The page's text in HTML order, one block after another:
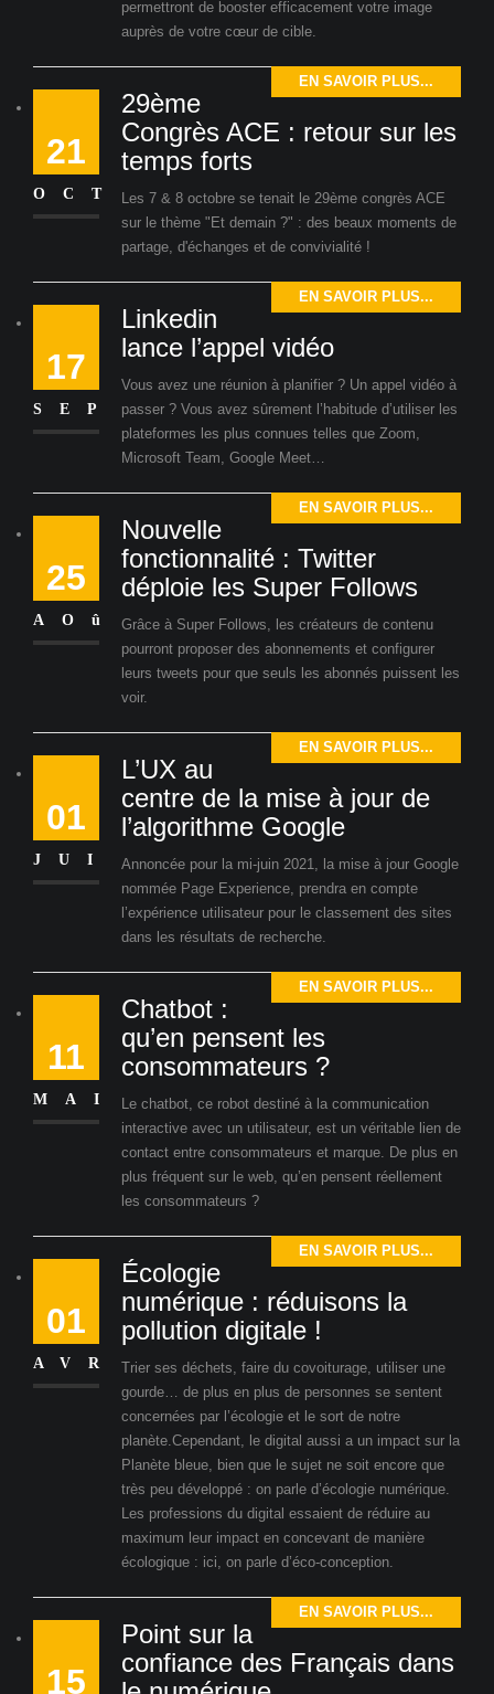
permettront de booster efficacement votre image
auprès de votre cœur de cible.
EN SAVOIR PLUS...
21
OCT
29ème
Congrès ACE : retour sur les
temps forts
Les 7 & 8 octobre se tenait le 29ème congrès ACE
sur le thème "Et demain ?" : des beaux moments de
partage, d'échanges et de convivialité !
EN SAVOIR PLUS...
17
SEP
Linkedin
lance l’appel vidéo
Vous avez une réunion à planifier ? Un appel vidéo à
passer ? Vous avez sûrement l’habitude d’utiliser les
plateformes les plus connues telles que Zoom,
Microsoft Team, Google Meet…
EN SAVOIR PLUS...
25
AOû
Nouvelle
fonctionnalité : Twitter
déploie les Super Follows
Grâce à Super Follows, les créateurs de contenu
pourront proposer des abonnements et configurer
leurs tweets pour que seuls les abonnés puissent les
voir.
EN SAVOIR PLUS...
01
JUI
L’UX au
centre de la mise à jour de
l’algorithme Google
Annoncée pour la mi-juin 2021, la mise à jour Google
nommée Page Experience, prendra en compte
l’expérience utilisateur pour le classement des sites
dans les résultats de recherche.
EN SAVOIR PLUS...
11
MAI
Chatbot :
qu’en pensent les
consommateurs ?
Le chatbot, ce robot destiné à la communication
interactive avec un utilisateur, est un véritable lien de
contact entre consommateurs et marque. De plus en
plus fréquent sur le web, qu’en pensent réellement
les consommateurs ?
EN SAVOIR PLUS...
01
AVR
Écologie
numérique : réduisons la
pollution digitale !
Trier ses déchets, faire du covoiturage, utiliser une
gourde… de plus en plus de personnes se sentent
concernées par l’écologie et le sort de notre
planète.Cependant, le digital aussi a un impact sur la
Planète bleue, bien que le sujet ne soit encore que
très peu développé : on parle d’écologie numérique.
Les professions du digital essaient de réduire au
maximum leur impact en concevant de manière
écologique : ici, on parle d’éco-conception.
EN SAVOIR PLUS...
15
Point sur la
confiance des Français dans